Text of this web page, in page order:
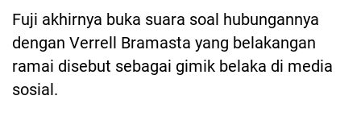
Fuji akhirnya buka suara soal hubungannya
dengan Verrell Bramasta yang belakangan
ramai disebut sebagai gimik belaka di media
sosial.